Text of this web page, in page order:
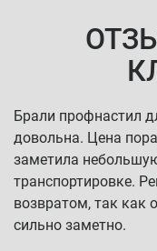
Брали профнастил
довольна. Цена
заметила
транспортировке.
возвратом, так как
сильно заметно.